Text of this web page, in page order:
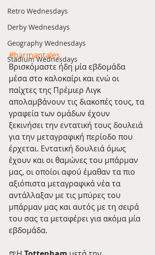
Retro Wednesdays
Derby Wednesdays
Geography Wednesdays
Stadium Wednesdays
#barmantales
Βρισκόμαστε ήδη μία εβδομάδα
μέσα στο καλοκαίρι και ενώ οι
παίχτες της Πρέμιερ Λιγκ
απολαμβάνουν τις διακοπές τους, τα
γραφεία των ομάδων έχουν
ξεκινήσει την εντατική τους δουλειά
για την μεταγραφική περίοδο που
έρχεται. Εντατική δουλειά όμως
έχουν και οι θαμώνες του μπάρμαν
μας, οι οποίοι αφού έμαθαν τα πιο
αξιόπιστα μεταγραφικά νέα τα
αντάλλαξαν με τις μπύρες του
μπάρμαν μας και αυτός με τη σειρά
του σας τα μεταφέρει για ακόμα μία
εβδομάδα.